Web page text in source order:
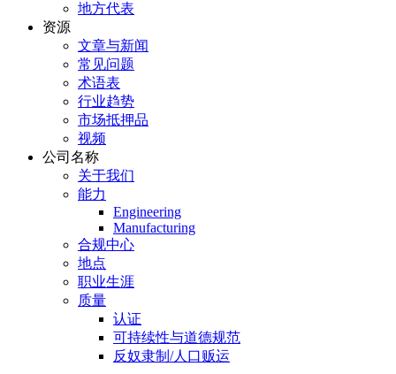
地方代表
资源
文章与新闻
常见问题
术语表
行业趋势
市场抵押品
视频
公司名称
关于我们
能力
Engineering
Manufacturing
合规中心
地点
职业生涯
质量
认证
可持续性与道德规范
反奴隶制/人口贩运